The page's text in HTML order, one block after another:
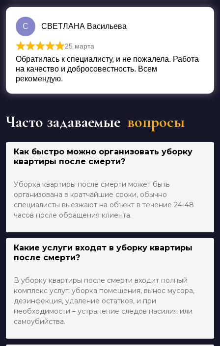
С СВЕТЛАНА Васильева
Оценка из 5
25 марта
Обратилась к специалисту, и не пожалела. Работа
на качество и добросовестность. Всем
рекомендую.
Часто задаваемые вопросы
Как быстро можно организовать уборку
квартиры после смерти?
Уборка квартиры после смерти может быть
организована в кратчайшие сроки, обычно
специалисты выезжают на объект в течение 24-48
часов после обращения клиента.
Какие услуги входят в уборку квартиры
после смерти?
В уборку квартиры после смерти входит полный
комплекс услуг: уборка помещения, вынос мусора,
дезинфекция, удаление остатков, и при
необходимости – устранение следов насилия или
самоубийства.